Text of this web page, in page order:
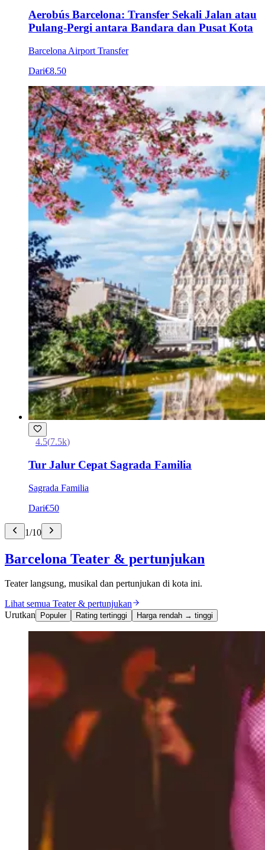
Aerobús Barcelona: Transfer Sekali Jalan atau
Pulang-Pergi antara Bandara dan Pusat Kota
Barcelona Airport Transfer
Dari€8.50
4.5(7.5k)
Tur Jalur Cepat Sagrada Familia
Sagrada Familia
Dari€50
1/10
Barcelona Teater & pertunjukan
Teater langsung, musikal dan pertunjukan di kota ini.
Lihat semua Teater & pertunjukan
Urutkan
Populer Rating tertinggi Harga rendah → tinggi